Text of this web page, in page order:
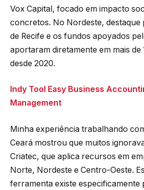
Vox Capital, focado em impacto
concretos. No Nordeste, destaque
de Recife e os fundos apoyados
aportaram diretamente em mais de
desde 2020.
Indy Tool Easy Business
Management
Minha experiência trabalhando
Ceará mostrou que muitos
Criatec, que aplica recursos em
Norte, Nordeste e Centro-Oeste.
ferramenta existe especificamente